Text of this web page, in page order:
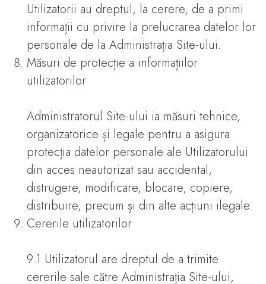
Utilizatorii au dreptul, la cerere, de a primi
informații cu privire la prelucrarea datelor lor
personale de la Administrația Site-ului.
Măsuri de protecție a informațiilor
utilizatorilor
Administratorul Site-ului ia măsuri tehnice,
organizatorice și legale pentru a asigura
protecția datelor personale ale Utilizatorului
din acces neautorizat sau accidental,
distrugere, modificare, blocare, copiere,
distribuire, precum și din alte acțiuni ilegale.
Cererile utilizatorilor
9.1 Utilizatorul are dreptul de a trimite
cererile sale către Administrația Site-ului,